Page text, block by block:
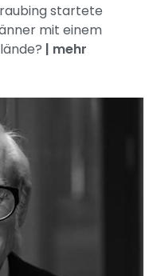
startete
mit einem
| mehr